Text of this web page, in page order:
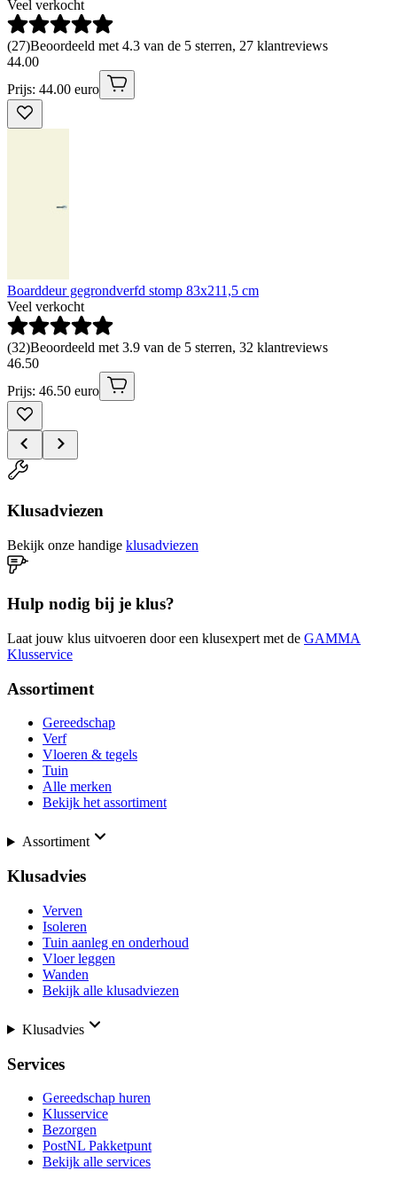
Veel verkocht
(27)Beoordeeld met 4.3 van de 5 sterren, 27 klantreviews
44.00
Prijs: 44.00 euro
Boarddeur gegrondverfd stomp 83x211,5 cm
Veel verkocht
(32)Beoordeeld met 3.9 van de 5 sterren, 32 klantreviews
46.50
Prijs: 46.50 euro
Klusadviezen
Bekijk onze handige klusadviezen
Hulp nodig bij je klus?
Laat jouw klus uitvoeren door een klusexpert met de GAMMA
Klusservice
Assortiment
Gereedschap
Verf
Vloeren & tegels
Tuin
Alle merken
Bekijk het assortiment
Assortiment
Klusadvies
Verven
Isoleren
Tuin aanleg en onderhoud
Vloer leggen
Wanden
Bekijk alle klusadviezen
Klusadvies
Services
Gereedschap huren
Klusservice
Bezorgen
PostNL Pakketpunt
Bekijk alle services